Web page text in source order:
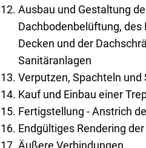
Ausbau und Gestaltung
Dachbodenbelüftung, des
Decken und der
Sanitäranlagen
Verputzen, Spachteln und
Kauf und Einbau einer
Fertigstellung - Anstrich
Endgültiges Rendering
Äußere Verbindungen